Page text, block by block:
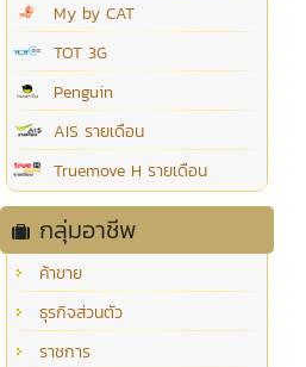
My by CAT
TOT 3G
Penguin
AIS รายเดือน
Truemove H รายเดือน
กลุ่มอาชีพ
ค้าขาย
ธุรกิจส่วนตัว
ราชการ